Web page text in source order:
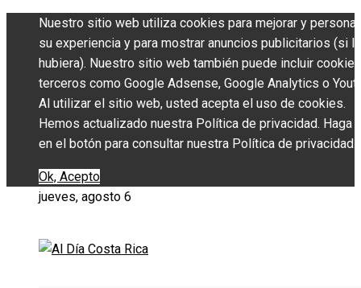
Nuestro sitio web utiliza cookies para mejorar y
su experiencia y para mostrar anuncios publicitarios (si
hubiera). Nuestro sitio web también puede incluir
terceros como Google Adsense, Google Analytics o
Al utilizar el sitio web, usted acepta el uso de cookies.
Hemos actualizado nuestra Política de privacidad. Haga
en el botón para consultar nuestra Política de privacidad.
Ok, Acepto
jueves, agosto 6